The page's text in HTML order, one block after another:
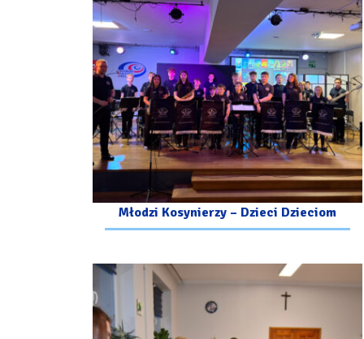
Młodzi Kosynierzy – Dzieci Dzieciom